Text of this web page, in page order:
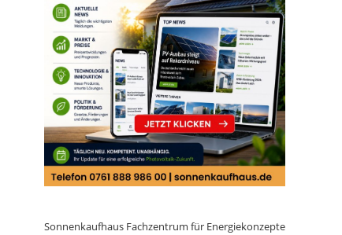
Sonnenkaufhaus Fachzentrum für Energiekonzepte